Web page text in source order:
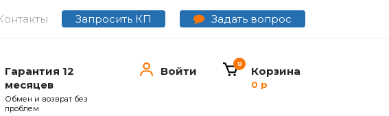
Запросить КП Задать вопрос
Гарантия 12
месяцев
Обмен и возврат без
проблем
Войти Корзина
0
0 р